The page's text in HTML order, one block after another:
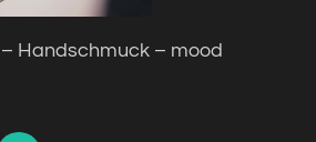
Handschmuck – mood